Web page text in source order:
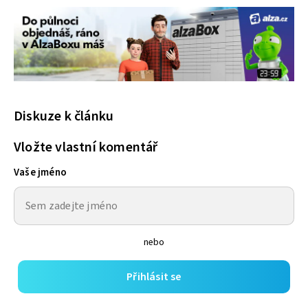
Diskuze k článku
Vložte vlastní komentář
Vaše jméno
nebo
Přihlásit se